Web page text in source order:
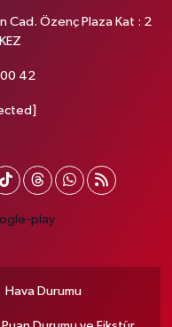
Cad. Özenç Plaza Kat : 2
42
Hava Durumu